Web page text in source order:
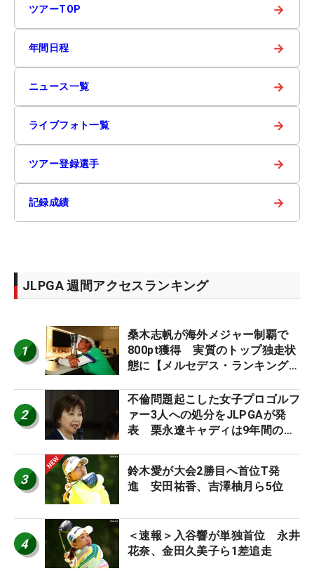
ツアーTOP →
年間日程 →
ニュース一覧 →
ライブフォト一覧 →
ツアー登録選手 →
記録成績 →
JLPGA 週間アクセスランキング
1
桑木志帆が海外メジャー制覇で
800pt獲得 実質のトップ独走状
態に【メルセデス・ランキング番
2
不倫問題起こした女子プロゴルフ
ァー3人への処分をJLPGAが発
表 栗永遼キャディは9年間の立
3
鈴木愛が大会2勝目へ首位T発
進 安田祐香、吉澤柚月ら5位
4
＜速報＞入谷響が単独首位 永井
花奈、金田久美子ら1差追走